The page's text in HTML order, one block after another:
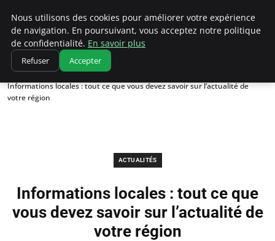
Correze Co
Accueil
Actualités
Informations locales : tout ce que vous devez savoir sur l’actualité de
votre région
ACTUALITÉS
Informations locales : tout ce que
vous devez savoir sur l’actualité de
votre région
Nous utilisons des cookies pour améliorer votre expérience
de navigation. En poursuivant, vous acceptez notre politique
de confidentialité. En savoir plus
Refuser Accepter